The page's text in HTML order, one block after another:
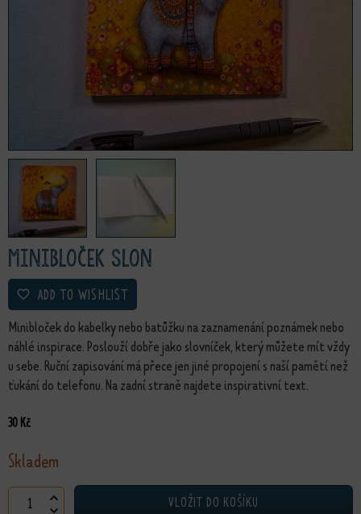
Minibloček Slon
ADD TO WISHLIST
Minibloček do kabelky nebo batůžku na zaznamenání poznámek nebo
náhlé inspirace. Poslouží dobře jako slovníček, který můžete mít vždy
u sebe. Ruční zapisování má přece jen jiné propojení s naší pamětí než
ťukání do telefonu. Na zadní straně najdete inspirativní text.
30 Kč
Skladem
Minibloček Slon množství VLOŽIT DO KOŠÍKU